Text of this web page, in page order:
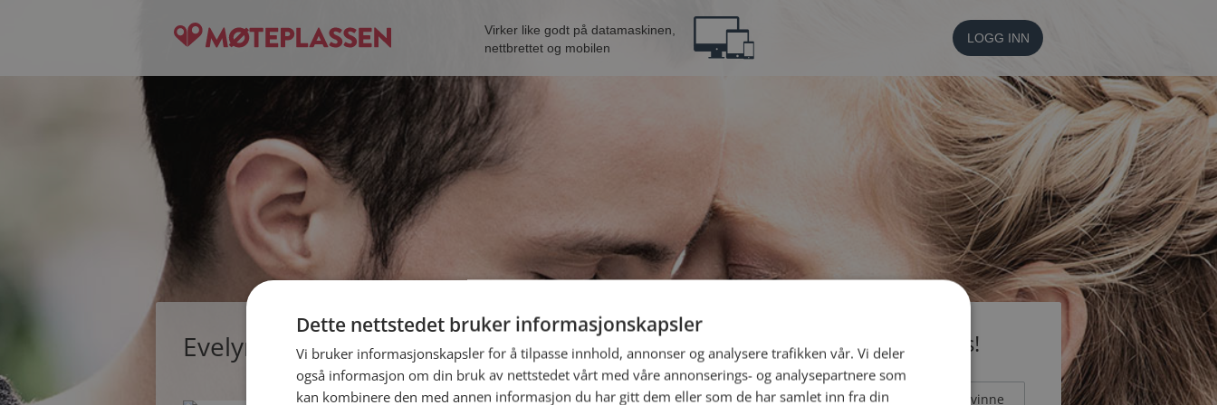
Virker like godt på datamaskinen,
nettbrettet og mobilen
LOGG INN
Evelyn, single kvinne fra Frøya Bli medlem gratis!
Jeg er en: Mann Kvinne
Dette nettstedet bruker informasjonskapsler
Vi bruker informasjonskapsler for å tilpasse innhold, annonser og analysere trafikken vår. Vi deler
også informasjon om din bruk av nettstedet vårt med våre annonserings- og analysepartnere som
kan kombinere den med annen informasjon du har gitt dem eller som de har samlet inn fra din